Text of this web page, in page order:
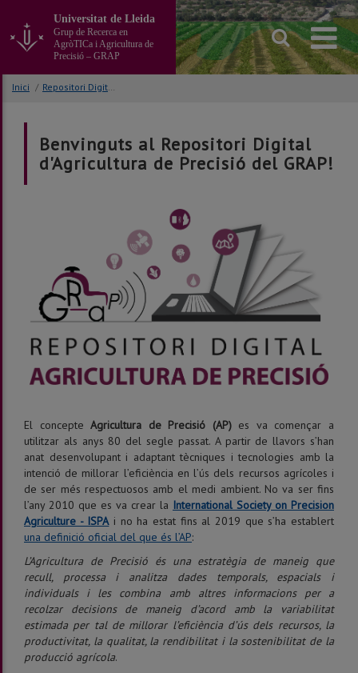
contingut
principal
de
Universitat de Lleida
Grup de Recerca en
AgròTICa i Agricultura de
Precisió – GRAP
Inici / Repositori Digital d'Agricultura de Precisió
Benvinguts al Repositori Digital
d'Agricultura de Precisió del GRAP!
El concepteAgricultura de Precisió (AP)es va començar a
utilitzar als anys 80 del segle passat. A partir de llavors s’han
anat desenvolupant i adaptant tècniques i tecnologies amb la
intenció de millorar l’eficiència en l’ús dels recursos agrícoles i
de ser més respectuosos amb el medi ambient. No va ser fins
l’any 2010 que es va crear la International Society on Precision
Agriculture - ISPAi no ha estat fins al 2019 que s’ha establert
una definició oficial del que és l’AP:
L’Agricultura de Precisió és una estratègia de maneig que
recull, processa i analitza dades temporals, espacials i
individuals i les combina amb altres informacions per a
recolzar decisions de maneig d’acord amb la variabilitat
estimada per tal de millorar l’eficiència d’ús dels recursos, la
productivitat, la qualitat, la rendibilitat i la sostenibilitat de la
producció agrícola.